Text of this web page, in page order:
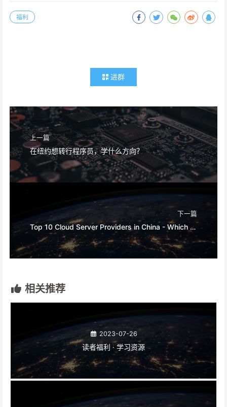
福利
进群
上一篇
在纽约想转行程序员，学什么方向？
下一篇
Top 10 Cloud Server Providers in China - Which Rank is Your Service Provider?
相关推荐
2023-07-26
读者福利 · 学习资源